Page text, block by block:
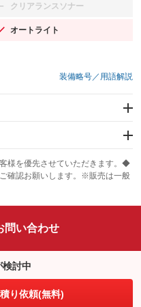
クリアランスソナー
：装備なし
オートライト
：装備あり
装備略号／用語解説
ABS
Wエアコン
：装備なし
パワーステアリング
：装備あり
：装備あり
ドライブレコーダー
ハーフレザーシート
LEDヘッドランプ
様を優先させていただきます。◆
確認お願いします。※販売は一般
問い合わせ
検討中
り依頼(無料)